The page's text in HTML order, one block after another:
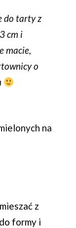
do tarty z
cm i
macie,
o
na
z
formy i